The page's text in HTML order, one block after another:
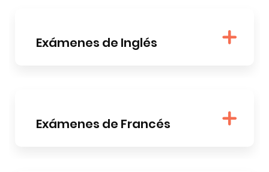
Exámenes de Inglés
Exámenes de Francés